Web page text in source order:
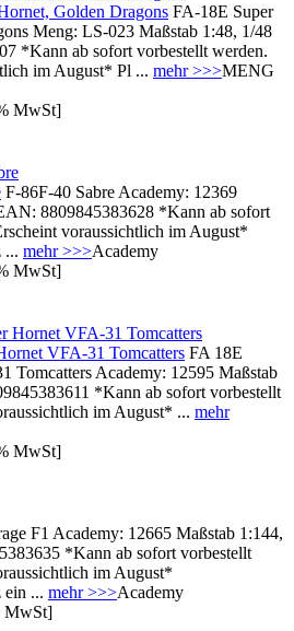
Golden Dragons FA-18E Super
Meng: LS-023 Maßstab 1:48, 1/48
*Kann ab sofort vorbestellt werden.
im August* Pl ... mehr >>>MENG
MwSt]
F-86F-40 Sabre Academy: 12369
8809845383628 *Kann ab sofort
voraussichtlich im August*
... mehr >>>Academy
MwSt]
VFA-31 Tomcatters FA 18E
Tomcatters Academy: 12595 Maßstab
*Kann ab sofort vorbestellt
im August* ... mehr
MwSt]
F1 Academy: 12665 Maßstab 1:144,
*Kann ab sofort vorbestellt
im August*
ein ... mehr >>>Academy
MwSt]